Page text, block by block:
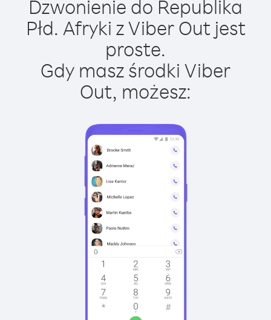
Dzwonienie do Republika
Płd. Afryki z Viber Out jest
proste.
Gdy masz środki Viber
Out, możesz: